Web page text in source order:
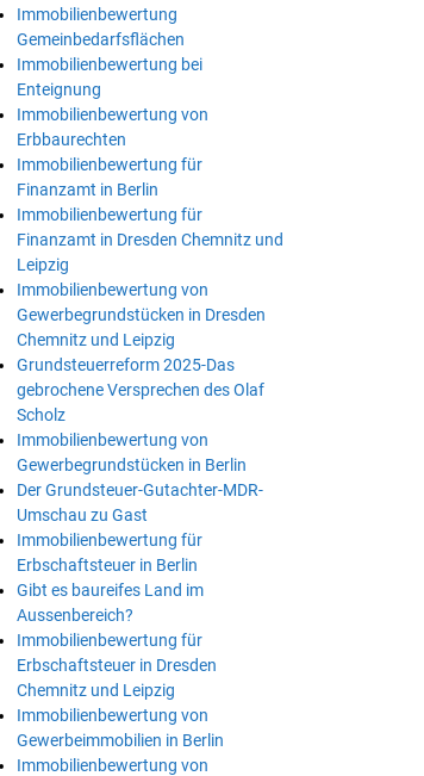
Immobilienbewertung
Gemeinbedarfsflächen
Immobilienbewertung bei
Enteignung
Immobilienbewertung von
Erbbaurechten
Immobilienbewertung für
Finanzamt in Berlin
Immobilienbewertung für
Finanzamt in Dresden Chemnitz und
Leipzig
Immobilienbewertung von
Gewerbegrundstücken in Dresden
Chemnitz und Leipzig
Grundsteuerreform 2025-Das
gebrochene Versprechen des Olaf
Scholz
Immobilienbewertung von
Gewerbegrundstücken in Berlin
Der Grundsteuer-Gutachter-MDR-
Umschau zu Gast
Immobilienbewertung für
Erbschaftsteuer in Berlin
Gibt es baureifes Land im
Aussenbereich?
Immobilienbewertung für
Erbschaftsteuer in Dresden
Chemnitz und Leipzig
Immobilienbewertung von
Gewerbeimmobilien in Berlin
Immobilienbewertung von